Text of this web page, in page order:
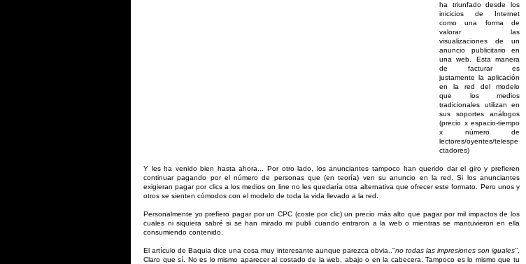
ha triunfado desde los
inicicios de Internet
como una forma de
valorar las
visualizaciones de un
anuncio publicitario en
una web. Esta manera
de facturar es
justamente la aplicación
en la red del modelo
que los medios
tradicionales utilizan en
sus soportes análogos
(precio x espacio-tiempo
x número de
lectores/oyentes/telespe
ctadores)
Y les ha venido bien hasta ahora... Por otro lado, los anunciantes tampoco han querido dar el giro y prefieren
continuar pagando por el número de personas que (en teoría) ven su anuncio en la red. Si los anunciantes
exigieran pagar por clics a los medios on line no les quedaría otra alternativa que ofrecer este formato. Pero unos y
otros se sienten cómodos con el modelo de toda la vida llevado a la red.
Personalmente yo prefiero pagar por un CPC (coste por clic) un precio más alto que pagar por mil impactos de los
cuales ni siquiera sabré si se han mirado mi publi cuando entraron a la web o mientras se mantuvieron en ella
consumiendo contenido.
El artículo de Baquia dice una cosa muy interesante aunque parezca obvia.."no todas las impresiones son iguales"
Claro que sí. No es lo mismo aparecer al costado de la web, abajo o en la cabecera. Tampoco es lo mismo que tu